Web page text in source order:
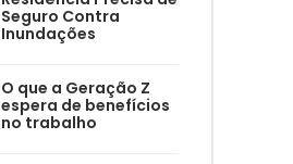
Seguro Contra
Inundações
O que a Geração Z
espera de benefícios
no trabalho